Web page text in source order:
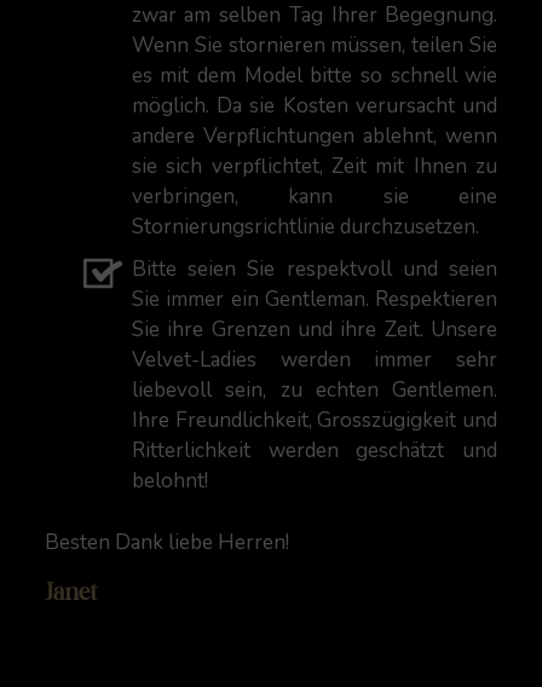
zwar am selben Tag Ihrer Begegnung.
Wenn Sie stornieren müssen, teilen Sie
es mit dem Model bitte so schnell wie
möglich. Da sie Kosten verursacht und
andere Verpflichtungen ablehnt, wenn
sie sich verpflichtet, Zeit mit Ihnen zu
verbringen, kann sie eine
Stornierungsrichtlinie durchzusetzen.
Bitte seien Sie respektvoll und seien
Sie immer ein Gentleman. Respektieren
Sie ihre Grenzen und ihre Zeit. Unsere
Velvet-Ladies werden immer sehr
liebevoll sein, zu echten Gentlemen.
Ihre Freundlichkeit, Grosszügigkeit und
Ritterlichkeit werden geschätzt und
belohnt!
Besten Dank liebe Herren!
Janet